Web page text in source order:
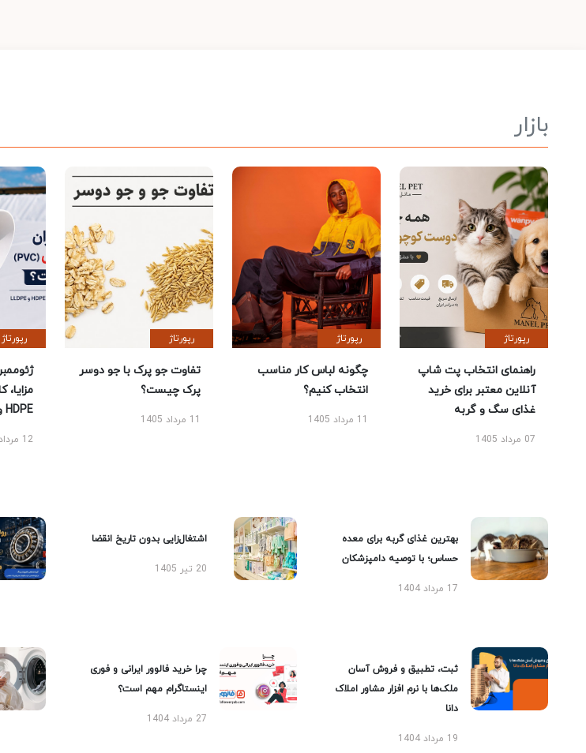
بازار
رپورتاژ
راهنمای انتخاب پت شاپ
آنلاین معتبر برای خرید
غذای سگ و گربه
07 مرداد 1405
رپورتاژ
چگونه لباس کار مناسب
انتخاب کنیم؟
11 مرداد 1405
رپورتاژ
تفاوت جو پرک با جو دوسر
پرک چیست؟
11 مرداد 1405
رپورتاژ
مزایا،
HDPE و LLDPE
12 مرداد 1405
بهترین غذای گربه برای معده
حساس؛ با توصیه دامپزشکان
17 مرداد 1404
اشتغال‌زایی بدون تاریخ انقضا
20 تیر 1405
ثبت، تطبیق و فروش آسان
ملک‌ها با نرم افزار مشاور املاک
دانا
19 مرداد 1404
چرا خرید فالوور ایرانی و فوری
اینستاگرام مهم است؟
27 مرداد 1404